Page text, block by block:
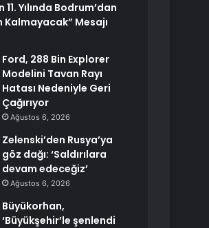
Yılında Bodrum’dan
Kalmayacak” Mesajı
Ford, 288 Bin Explorer
Modelini Tavan Rayı
Hatası Nedeniyle Geri
Çağırıyor
Ağustos 6, 2026
Zelenski’den Rusya’ya
göz dağı: ‘Saldırılara
devam edeceğiz’
Ağustos 6, 2026
Büyükorhan,
‘Büyükşehir’le şenlendi